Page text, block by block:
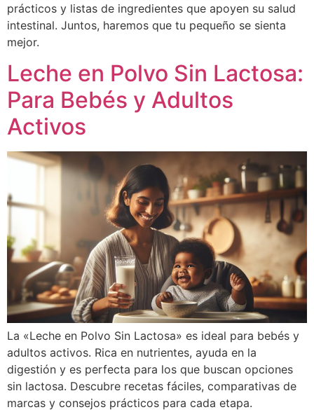
prácticos y listas de ingredientes que apoyen su salud
intestinal. Juntos, haremos que tu pequeño se sienta
mejor.
Leche en Polvo Sin Lactosa:
Para Bebés y Adultos
Activos
La «Leche en Polvo Sin Lactosa» es ideal para bebés y
adultos activos. Rica en nutrientes, ayuda en la
digestión y es perfecta para los que buscan opciones
sin lactosa. Descubre recetas fáciles, comparativas de
marcas y consejos prácticos para cada etapa.